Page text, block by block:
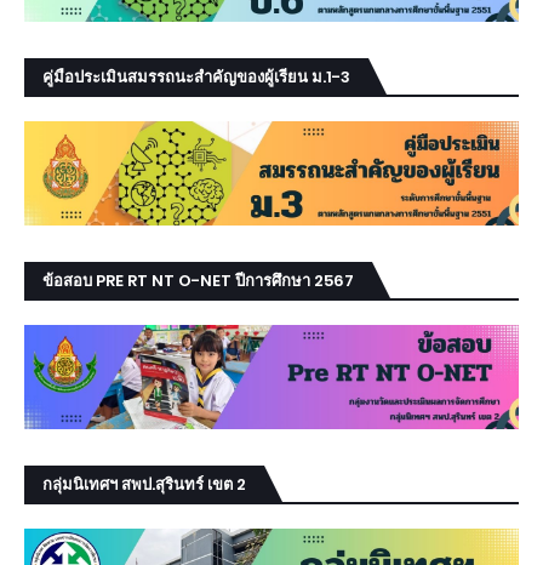
คู่มือประเมินสมรรถนะสำคัญของผู้เรียน ม.1-3
ข้อสอบ PRE RT NT O-NET ปีการศึกษา 2567
กลุ่มนิเทศฯ สพป.สุรินทร์ เขต 2